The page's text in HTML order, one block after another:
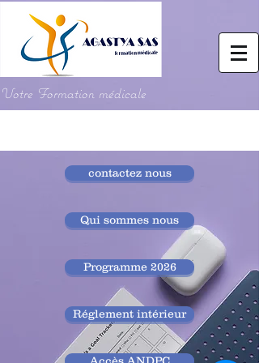
Votre Formation médicale
contactez nous
Qui sommes nous
Programme 2026
Réglement intérieur